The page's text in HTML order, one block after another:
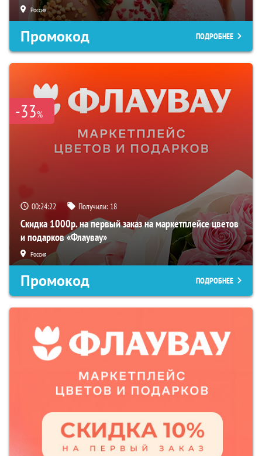
Россия
Промокод ПОДРОБНЕЕ
-33%
00:24:21 Получили: 18
Скидка 1000р. на первый заказ на маркетплейсе цветов
и подарков «Флаувау»
Россия
Промокод ПОДРОБНЕЕ